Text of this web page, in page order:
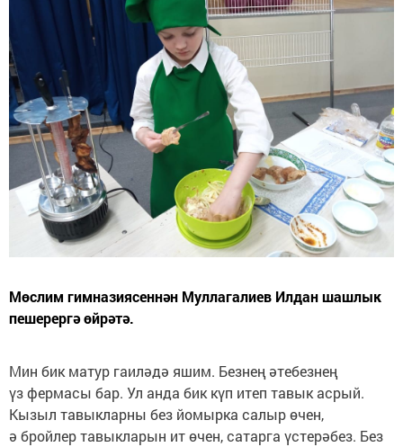
Мөслим гимназиясеннән Муллагалиев Илдан шашлык
пешерергә өйрәтә.
Мин бик матур гаиләдә яшим. Безнең әтебезнең
үз фермасы бар. Ул анда бик күп итеп тавык асрый.
Кызыл тавыкларны без йомырка салыр өчен,
ә бройлер тавыкларын ит өчен, сатарга үстерәбез. Без